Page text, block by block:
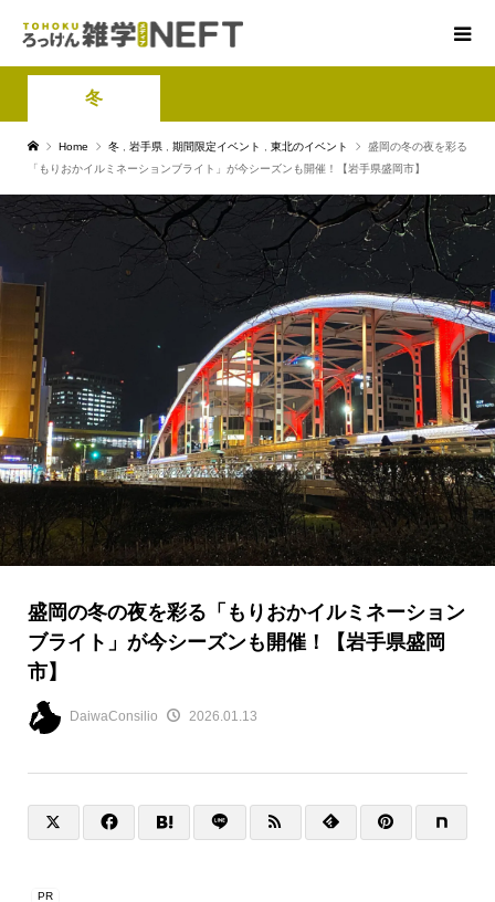
冬
Home 冬 岩手県 期間限定イベント 東北のイベント
盛岡の冬の夜を彩る
「もりおかイルミネーションブライト」が今シーズンも開催！【岩手県盛岡市】
盛岡の冬の夜を彩る「もりおかイルミネーション
ブライト」が今シーズンも開催！【岩手県盛岡
市】
DaiwaConsilio 2026.01.13